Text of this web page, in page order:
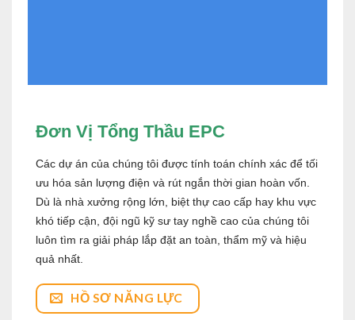
Đơn Vị Tổng Thầu EPC
Các dự án của chúng tôi được tính toán chính xác để tối
ưu hóa sản lượng điện và rút ngắn thời gian hoàn vốn.
Dù là nhà xưởng rộng lớn, biệt thự cao cấp hay khu vực
khó tiếp cận, đội ngũ kỹ sư tay nghề cao của chúng tôi
luôn tìm ra giải pháp lắp đặt an toàn, thẩm mỹ và hiệu
quả nhất.
HỒ SƠ NĂNG LỰC